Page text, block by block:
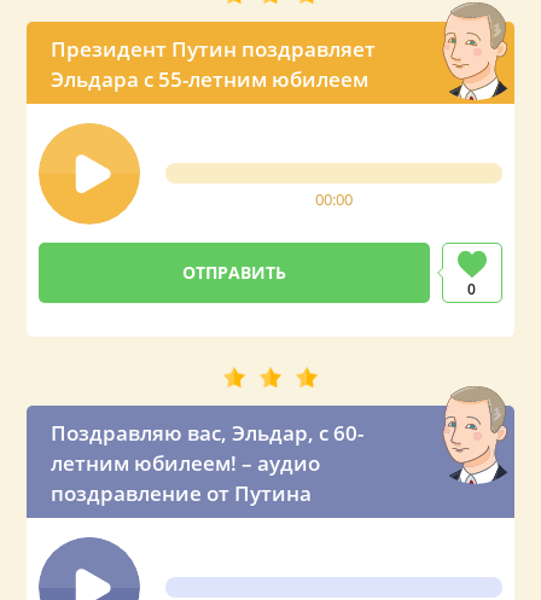
Президент Путин поздравляет
Эльдара с 55-летним юбилеем
00:00
0
Поздравляю вас, Эльдар, с 60-
летним юбилеем! – аудио
поздравление от Путина